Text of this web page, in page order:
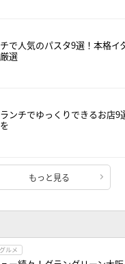
で人気のパスタ9選！本格イ
選
ランチでゆっくりできるお店
もっと見る
グルメ